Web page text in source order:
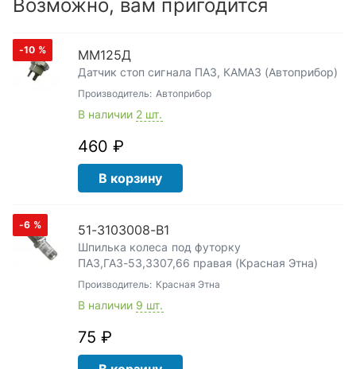
Возможно, вам пригодится
-10 % ММ125Д
Датчик стоп сигнала ПАЗ, КАМАЗ (Автоприбор)
Производитель: Автоприбор
В наличии 2 шт.
460 ₽
В корзину
-6 % 51-3103008-В1
Шпилька колеса под футорку
ПАЗ,ГАЗ-53,3307,66 правая (Красная Этна)
Производитель: Красная Этна
В наличии 9 шт.
75 ₽